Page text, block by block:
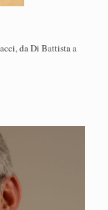
da Di Battista a